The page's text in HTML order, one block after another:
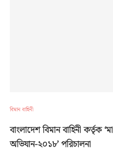
বিমান বাহিনী
বাংলাদেশ বিমান বাহিনী কর্তৃক
অভিযান-২০১৮’ পরিচালনা